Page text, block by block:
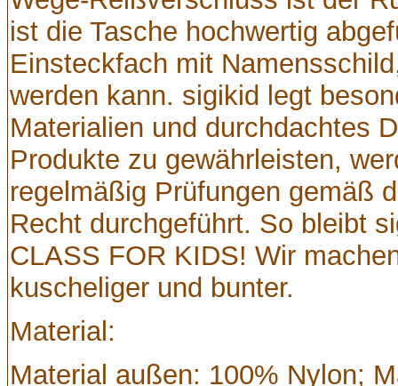
ist die Tasche hochwertig
Einsteckfach mit
werden kann. sigikid legt
Materialien und durchdachtes
Produkte zu gewährleisten,
regelmäßig Prüfungen gemäß
Recht durchgeführt. So bleibt
CLASS FOR KIDS! Wir
kuscheliger und bunter.
Material:
Material außen: 100% Nylon;